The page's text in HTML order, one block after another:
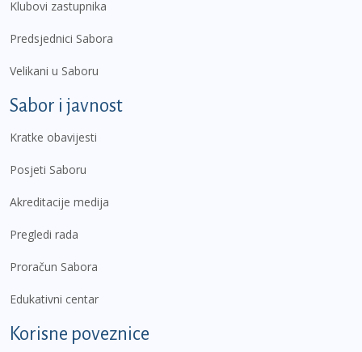
Klubovi zastupnika
Predsjednici Sabora
Velikani u Saboru
Sabor i javnost
Kratke obavijesti
Posjeti Saboru
Akreditacije medija
Pregledi rada
Proračun Sabora
Edukativni centar
Korisne poveznice